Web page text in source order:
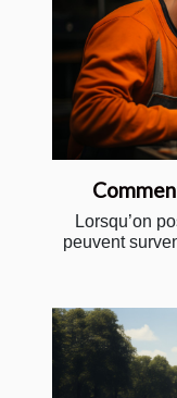
Lorsqu’on
peuvent